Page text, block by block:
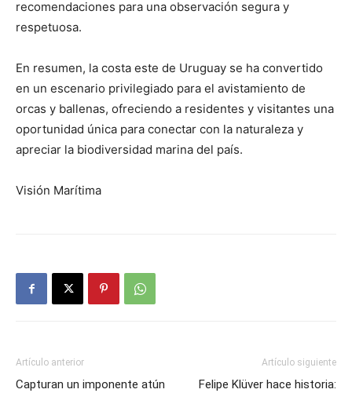
recomendaciones para una observación segura y
respetuosa.
En resumen, la costa este de Uruguay se ha convertido
en un escenario privilegiado para el avistamiento de
orcas y ballenas, ofreciendo a residentes y visitantes una
oportunidad única para conectar con la naturaleza y
apreciar la biodiversidad marina del país.
Visión Marítima
Artículo anterior
Capturan un imponente atún
Artículo siguiente
Felipe Klüver hace historia: